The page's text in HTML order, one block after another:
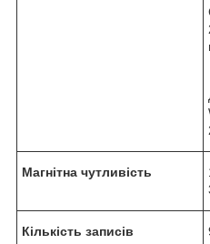
Магнітна чутливість
Кількість записів